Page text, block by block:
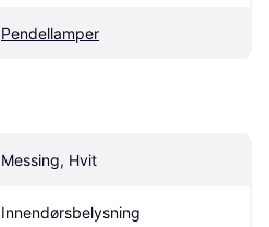
Pendellamper
Messing, Hvit
Innendørsbelysning